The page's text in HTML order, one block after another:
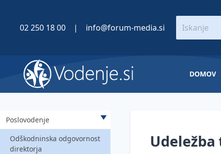
02 250 18 00 | info@forum-media.si
DOMOV
Poslovodenje
Odškodninska odgovornost
direktorja